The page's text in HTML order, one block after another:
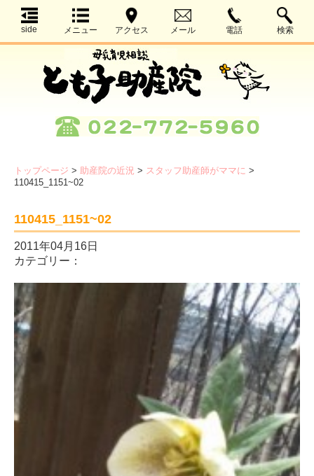
side メニュー アクセス メール 電話 検索
トップページ > 助産院の近況 > スタッフ助産師がママに >
110415_1151~02
110415_1151~02
2011年04月16日
カテゴリー：